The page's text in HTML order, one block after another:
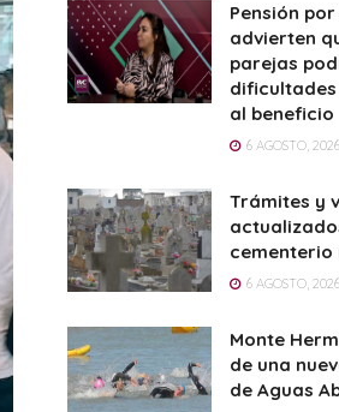
Pensión
advierten
parejas
al beneficio
6 AGOSTO, 2026
Trámites y
cementerio
6 AGOSTO, 2026
Monte
de una
de Aguas